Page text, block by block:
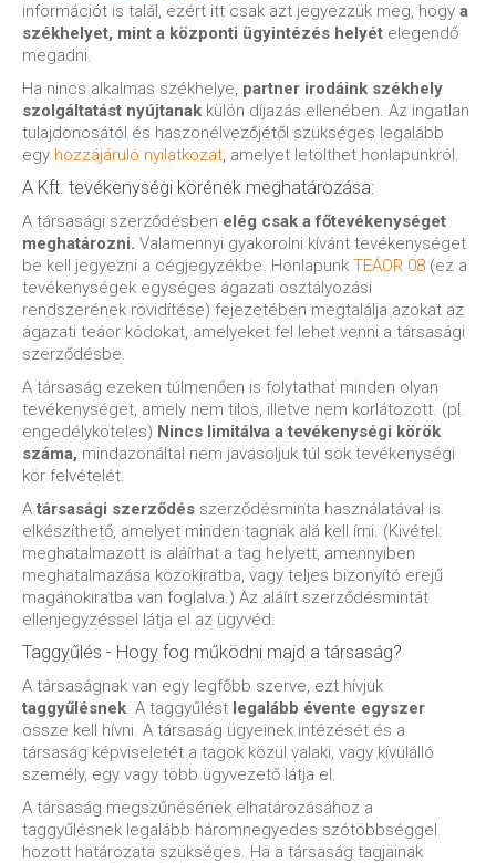
információt is talál, ezért itt csak azt jegyezzük meg, hogy a
székhelyet, mint a központi ügyintézés helyét elegendő
megadni.
Ha nincs alkalmas székhelye, partner irodáink székhely
szolgáltatást nyújtanak külön díjazás ellenében. Az ingatlan
tulajdonosától és haszonélvezőjétől szükséges legalább
egy hozzájáruló nyilatkozat, amelyet letölthet honlapunkról.
A Kft. tevékenységi körének meghatározása:
A társasági szerződésben elég csak a főtevékenységet
meghatározni. Valamennyi gyakorolni kívánt tevékenységet
be kell jegyezni a cégjegyzékbe. Honlapunk TEÁOR 08 (ez a
tevékenységek egységes ágazati osztályozási
rendszerének rövidítése) fejezetében megtalálja azokat az
ágazati teáor kódokat, amelyeket fel lehet venni a társasági
szerződésbe.
A társaság ezeken túlmenően is folytathat minden olyan
tevékenységet, amely nem tilos, illetve nem korlátozott. (pl.
engedélyköteles) Nincs limitálva a tevékenységi körök
száma, mindazonáltal nem javasoljuk túl sok tevékenységi
kör felvételét.
A társasági szerződés szerződésminta használatával is
elkészíthető, amelyet minden tagnak alá kell írni. (Kivétel:
meghatalmazott is aláírhat a tag helyett, amennyiben
meghatalmazása közokiratba, vagy teljes bizonyító erejű
magánokiratba van foglalva.) Az aláírt szerződésmintát
ellenjegyzéssel látja el az ügyvéd.
Taggyűlés - Hogy fog működni majd a társaság?
A társaságnak van egy legfőbb szerve, ezt hívjuk
taggyűlésnek. A taggyűlést legalább évente egyszer
össze kell hívni. A társaság ügyeinek intézését és a
társaság képviseletét a tagok közül valaki, vagy kívülálló
személy, egy vagy több ügyvezető látja el.
A társaság megszűnésének elhatározásához a
taggyűlésnek legalább háromnegyedes szótöbbséggel
hozott határozata szükséges. Ha a társaság tagjainak